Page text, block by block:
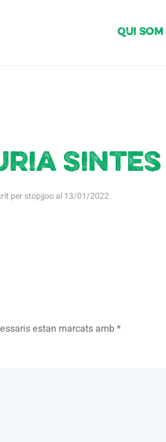
Qui Som
Sintes
perstopjjooal13/01/2022.
estan marcats amb*